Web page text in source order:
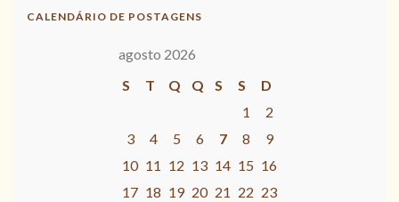
CALENDÁRIO DE POSTAGENS
agosto 2026
S
T Q Q S S
D
1
2
3
4 5 6 7 8
9
10 11 12 13 14 15 16
17 18 19 20 21 22 23